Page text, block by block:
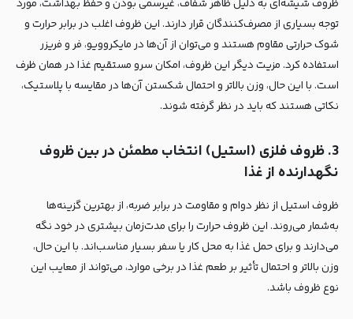
ظروف شیشه‌ای به دلیل ظاهر شفاف، غیرسمی بودن و حفظ بهداشت، مورد
توجه بسیاری از مصرف‌کنندگان قرار دارند. این ظروف اغلب در برابر حرارت و
شوک حرارتی مقاوم هستند و می‌توان از آن‌ها در مایکروویو، فر و فریزر
استفاده کرد. مزیت دیگر این ظروف، امکان سرو مستقیم غذا در همان ظرف
است. با این حال، وزن بالاتر و احتمال شکستن آن‌ها در مقایسه با پلاستیک،
نکاتی هستند که باید در نظر گرفته شوند.
3. ظروف فلزی (استیل) انتخاب مطمئن در بین ظروف
نگهدارنده از غذا
ظروف استیل از نظر دوام و مقاومت در برابر ضربه، از بهترین گزینه‌ها
به‌شمار می‌روند. این ظروف حرارت را برای مدت‌زمان بیشتری در خود نگه
می‌دارند و برای حمل غذا به محل کار یا سفر بسیار مناسب‌اند. با این حال،
وزن بالاتر و احتمال تأثیر بر طعم غذا در برخی موارد، می‌تواند از معایب این
نوع ظروف باشد.